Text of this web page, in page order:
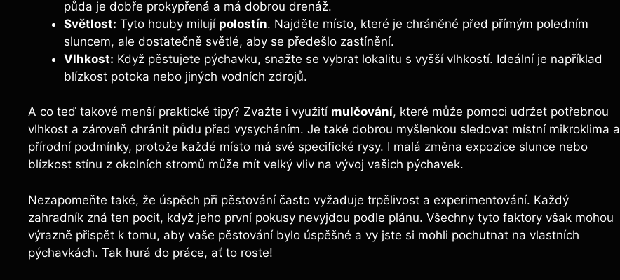
půda ⁢je dobře ⁤prokypřená a má dobrou drenáž.
Světlost: Tyto houby milují polostín. Najděte‌ místo, které je ⁤chráněné před přímým poledním ​
sluncem, ale dostatečně světlé, aby se předešlo zastínění.
Vlhkost: ‍Když⁢ pěstujete pýchavku,‌ snažte se​ vybrat⁢ lokalitu s vyšší vlhkostí. Ideální je například
blízkost potoka ⁤nebo​ jiných vodních zdrojů.
A co⁣ teď⁣ takové menší praktické ⁤tipy? Zvažte i využití mulčování, které může pomoci ⁢udržet potřebnou​
vlhkost a ‌zároveň​ chránit půdu před vysycháním. Je také dobrou ⁢myšlenkou sledovat místní mikroklima a
přírodní ‌podmínky, protože každé⁤ místo má své specifické rysy. I malá⁣ změna expozice slunce‍ nebo
blízkost stínu⁢ z okolních‌ stromů může mít⁣ velký vliv​ na ⁤vývoj vašich pýchavek.
Nezapomeňte​ také, ​že úspěch ‌při ⁣pěstování často vyžaduje trpělivost ​a experimentování. Každý
zahradník ​zná⁤ ten pocit, když jeho první⁣ pokusy nevyjdou podle plánu. ⁤Všechny tyto faktory ⁣však mohou​
výrazně přispět k tomu,​ aby vaše pěstování bylo úspěšné a⁤ vy ⁤jste si mohli pochutnat na ⁢vlastních
⁢pýchavkách. Tak hurá ​do práce, ať to​ roste!